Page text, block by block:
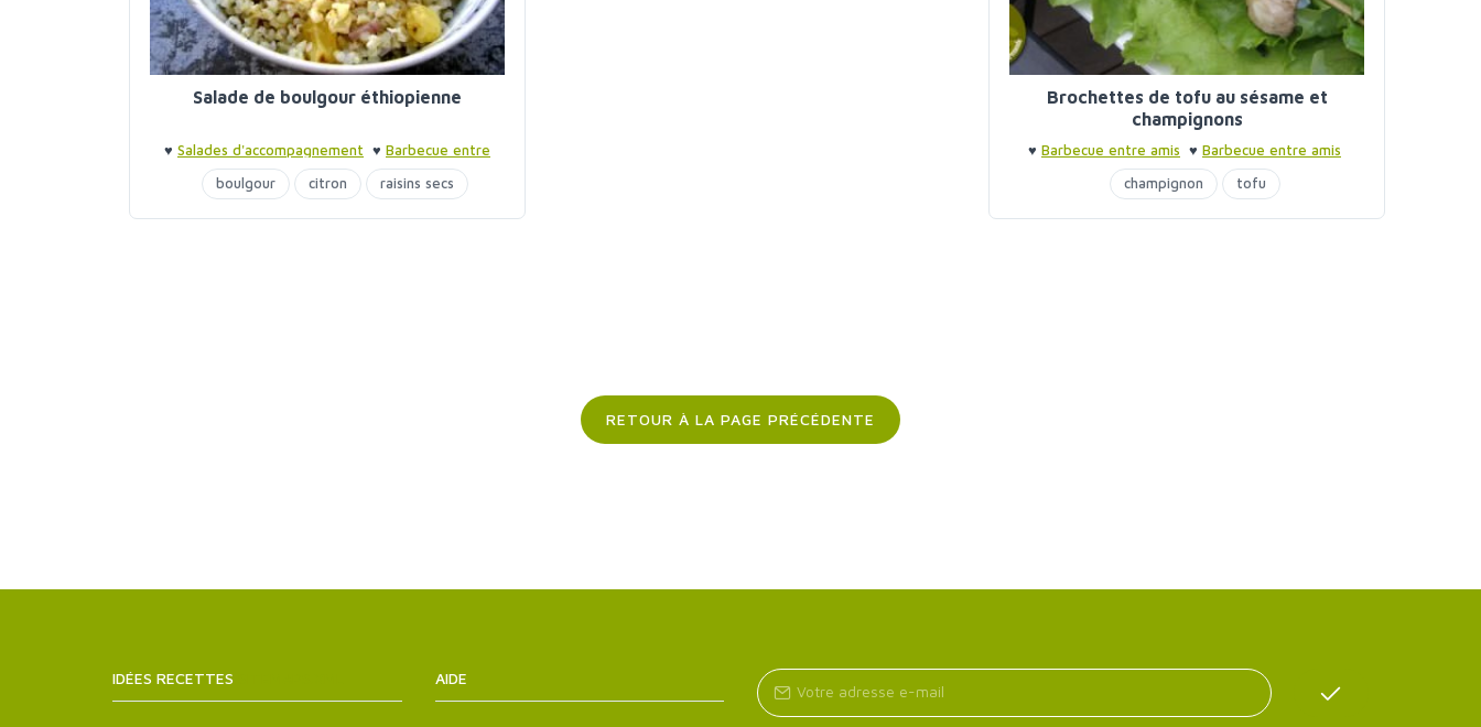
Salade de boulgour éthiopienne
♥ Salades d'accompagnement ♥ Barbecue entre
amis♥Barbecue entre amis
boulgour citron raisins secs
Brochettes de tofu au sésame et
champignons
♥ Barbecue entre amis ♥ Barbecue entre amis
champignon
tofu
RETOUR À LA PAGE PRÉCÉDENTE
IDÉES RECETTES AIDE